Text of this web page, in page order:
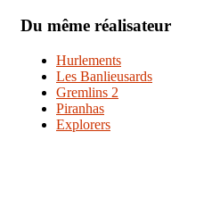
Du même réalisateur
Hurlements
Les Banlieusards
Gremlins 2
Piranhas
Explorers